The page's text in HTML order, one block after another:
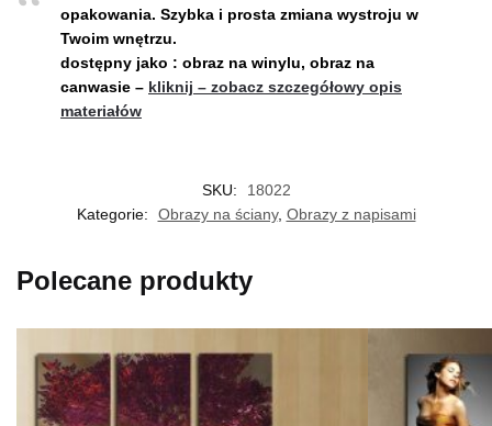
opakowania. Szybka i prosta zmiana wystroju w
Twoim wnętrzu.
dostępny jako : obraz na winylu, obraz na
canwasie – kliknij – zobacz szczegółowy opis
materiałów
SKU:
18022
Kategorie:
Obrazy na ściany, Obrazy z napisami
Polecane produkty